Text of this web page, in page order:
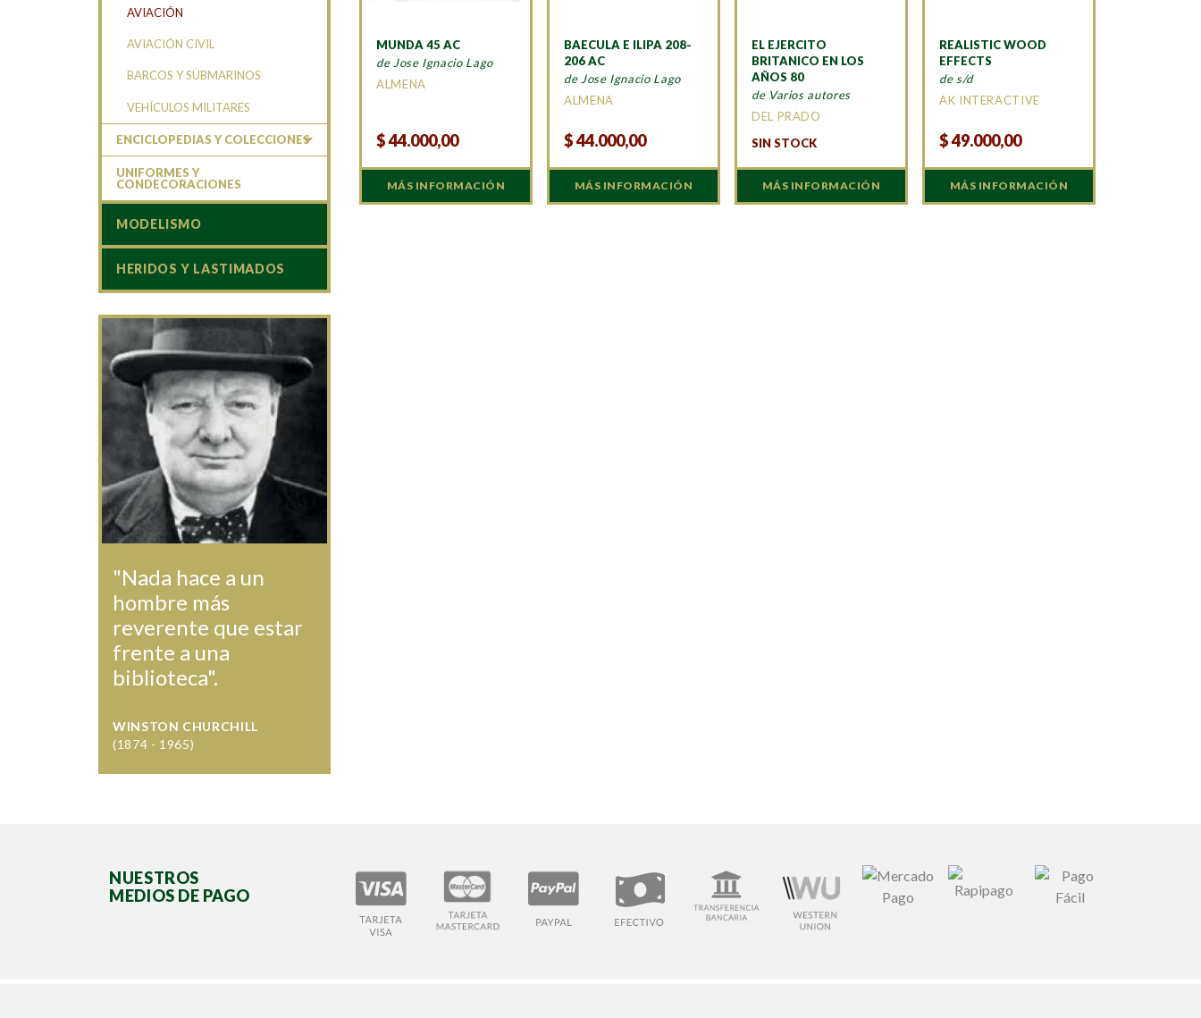
MUNDA 45 AC
de Jose Ignacio Lago
ALMENA
$44.000,00
MÁS INFORMACIÓN
BAECULA E ILIPA 208-
206 AC
de Jose Ignacio Lago
ALMENA
$44.000,00
MÁS INFORMACIÓN
EL EJERCITO
BRITANICO EN LOS
AÑOS 80
de Varios autores
DEL PRADO
SIN STOCK
MÁS INFORMACIÓN
REALISTIC WOOD
EFFECTS
de s/d
AK INTERACTIVE
$49.000,00
MÁS INFORMACIÓN
AVIACIÓN
AVIACIÓN CIVIL
BARCOS Y SUBMARINOS
VEHÍCULOS MILITARES
ENCICLOPEDIAS Y COLECCIONES
UNIFORMES Y
CONDECORACIONES
MODELISMO
HERIDOS Y LASTIMADOS
"Nada hace a un
hombre más
reverente que estar
frente a una
biblioteca".
WINSTON CHURCHILL
(1874 - 1965)
NUESTROS
MEDIOS DE PAGO